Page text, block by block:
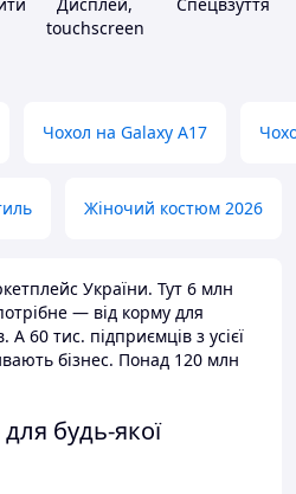
touchscreen
Чохол на Galaxy A17
Жіночий костюм 2026
України. Тут 6 млн
— від корму для
60 тис. підприємців з усієї
бізнес. Понад 120 млн
будь-якої